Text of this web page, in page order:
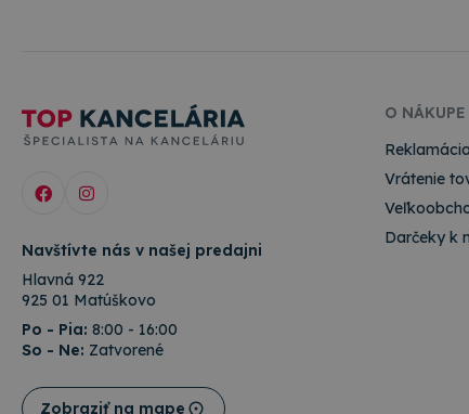
Navštívte nás v našej predajni
Hlavná 922
925 01 Matúškovo
Po - Pia: 8:00 - 16:00
So - Ne: Zatvorené
Zobraziť na mape
O NÁKUPE
Vrátenie
Darčeky k